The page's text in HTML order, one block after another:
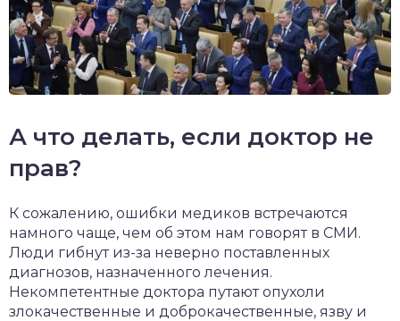
А что делать, если доктор не
прав?
К сожалению, ошибки медиков встречаются
намного чаще, чем об этом нам говорят в СМИ.
Люди гибнут из-за неверно поставленных
диагнозов, назначенного лечения.
Некомпетентные доктора путают опухоли
злокачественные и доброкачественные, язву и